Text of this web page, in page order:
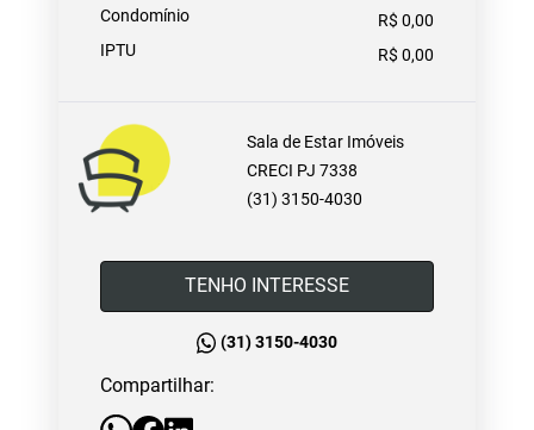
Condomínio
R$ 0,00
IPTU
R$ 0,00
Sala de Estar Imóveis
CRECI PJ 7338
(31) 3150-4030
TENHO INTERESSE
(31) 3150-4030
Compartilhar: